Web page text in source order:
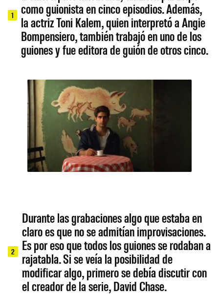
1
como guionista en cinco episodios. Además,
la actriz Toni Kalem, quien interpretó a Angie
Bompensiero, también trabajó en uno de los
guiones y fue editora de guión de otros cinco.
2
Durante las grabaciones algo que estaba en
claro es que no se admitían improvisaciones.
Es por eso que todos los guiones se rodaban a
rajatabla. Si se veía la posibilidad de
modificar algo, primero se debía discutir con
el creador de la serie, David Chase.